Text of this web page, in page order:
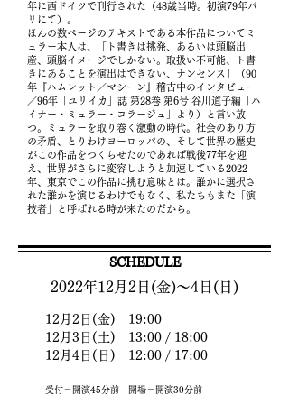
年に西ドイツで刊行された（48歳当時。初演79年パ
リにて）。
ほんの数ページのテキストである本作品についてミ
ュラー本人は、「ト書きは挑発、あるいは頭脳出
産、頭脳イメージでしかない。取扱い不可能、ト書
きにあることを演出はできない、ナンセンス」（90
年『ハムレット／マシーン』稽古中のインタビュー
／96年「ユリイカ」誌 第28巻 第6号 谷川道子編「ハ
イナー・ミュラー・コラージュ」より）と言い放
つ。ミュラーを取り巻く激動の時代。社会のあり方
の矛盾、とりわけヨーロッパの、そして世界の歴史
がこの作品をつくらせたのであれば戦後77年を迎
え、世界がさらに変容しようと加速している2‌0‌2‌2
年、東京でこの作品に挑む意味とは。誰かに選択さ
れた誰かを演じるわけでもなく、私たちもまた「演
技者」と呼ばれる時が来たのだから。
SCHEDULE
2022年12月2日(金)〜4日(日)
12月2日(金) 19:00
12月3日(土) 13:00 / 18:00
12月4日(日) 12:00 / 17:00
受付＝開演45分前 開場＝開演30分前